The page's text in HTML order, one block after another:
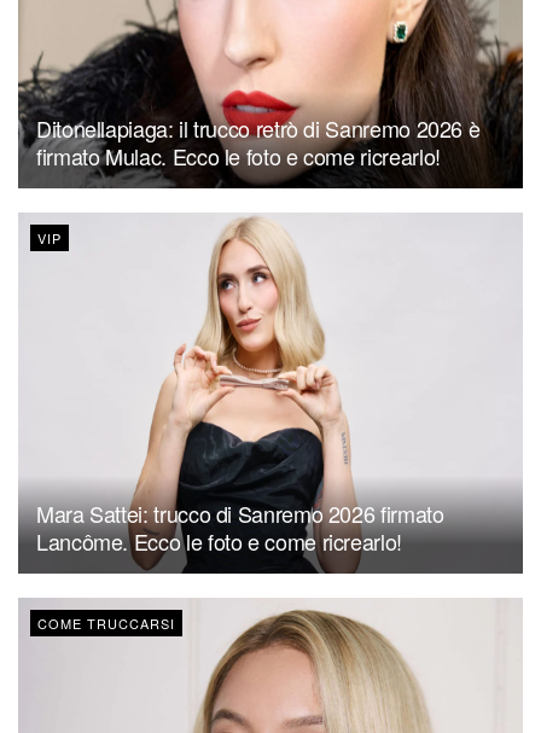
Ditonellapiaga: il trucco retrò di Sanremo 2026 è
firmato Mulac. Ecco le foto e come ricrearlo!
VIP
Mara Sattei: trucco di Sanremo 2026 firmato
Lancôme. Ecco le foto e come ricrearlo!
COME TRUCCARSI